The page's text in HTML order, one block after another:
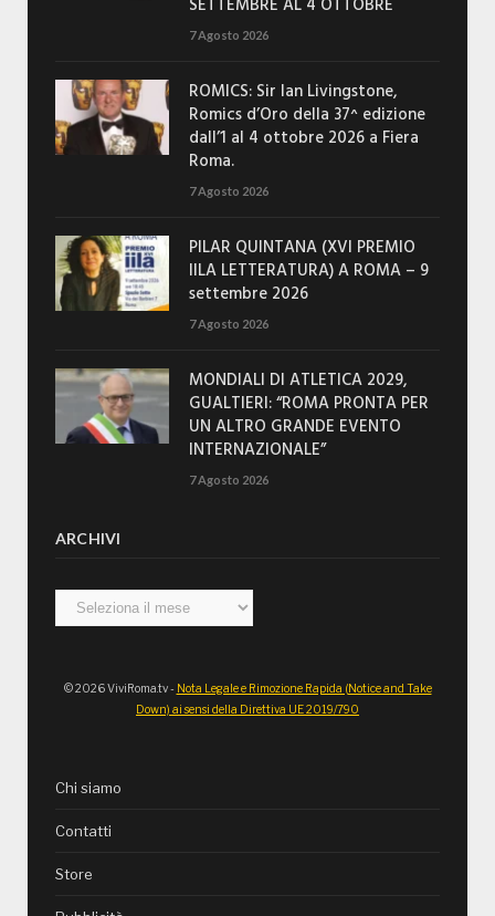
SETTEMBRE AL 4 OTTOBRE
7 Agosto 2026
ROMICS: Sir Ian Livingstone,
Romics d’Oro della 37^ edizione
dall’1 al 4 ottobre 2026 a Fiera
Roma.
7 Agosto 2026
PILAR QUINTANA (XVI PREMIO
IILA LETTERATURA) A ROMA – 9
settembre 2026
7 Agosto 2026
MONDIALI DI ATLETICA 2029,
GUALTIERI: “ROMA PRONTA PER
UN ALTRO GRANDE EVENTO
INTERNAZIONALE”
7 Agosto 2026
ARCHIVI
Archivi
© 2026 ViviRoma.tv - Nota Legale e Rimozione Rapida (Notice and Take
Down) ai sensi della Direttiva UE 2019/790
Chi siamo
Contatti
Store